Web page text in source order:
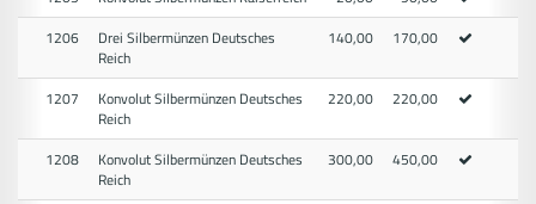
1206
Drei Silbermünzen Deutsches
Reich
140,00 170,00
1207
Konvolut Silbermünzen Deutsches
Reich
220,00 220,00
1208
Konvolut Silbermünzen Deutsches
Reich
300,00 450,00